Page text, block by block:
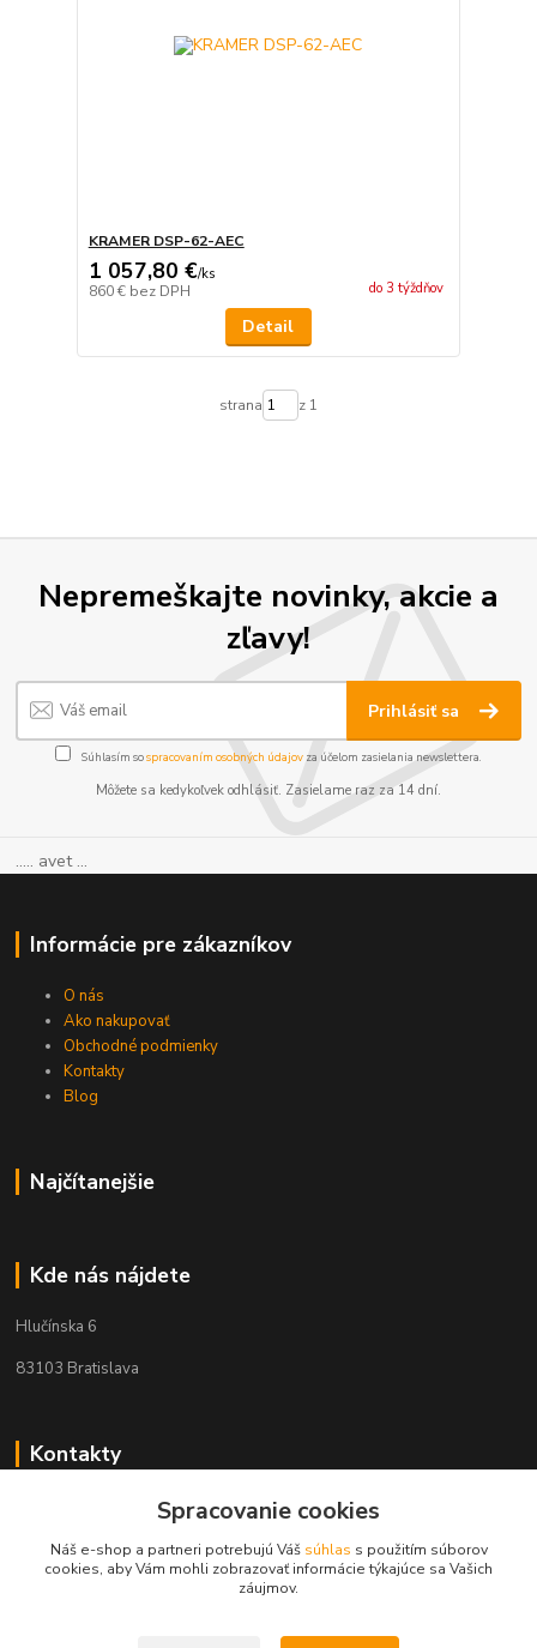
KRAMER DSP-62-AEC
1 057,80 €/ks
860 € bez DPH do 3 týždňov
Detail
strana z 1
Nepremeškajte novinky, akcie a
zľavy!
Prihlásiť sa
Súhlasím sospracovaním osobných údajov za účelom zasielania newslettera.
Môžete sa kedykoľvek odhlásiť. Zasielame raz za 14 dní.
..... avet ...
Informácie pre zákazníkov
O nás
Ako nakupovať
Obchodné podmienky
Kontakty
Blog
Najčítanejšie
Kde nás nájdete
Hlučínska 6
83103 Bratislava
Kontakty
+421 908 678 479
info@audiovideoshop.sk
Spracovanie cookies
Náš e-shop a partneri potrebujú Váš súhlas s použitím súborov
cookies, aby Vám mohli zobrazovať informácie týkajúce sa Vašich
záujmov.